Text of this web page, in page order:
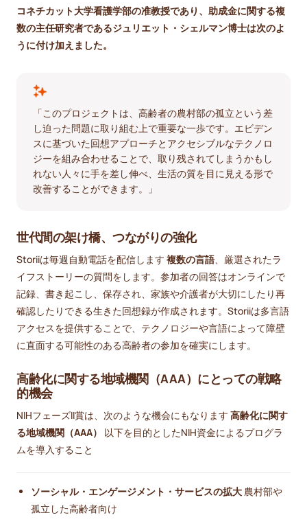
コネチカット大学看護学部の准教授であり、助成金に関する複
数の主任研究者であるジュリエット・シェルマン博士は次のよ
うに付け加えました。
「このプロジェクトは、高齢者の農村部の孤立という差
し迫った問題に取り組む上で重要な一歩です。エビデン
スに基づいた回想アプローチとアクセシブルなテクノロ
ジーを組み合わせることで、取り残されてしまうかもし
れない人々に手を差し伸べ、生活の質を目に見える形で
改善することができます。」
世代間の架け橋、つながりの強化
Storiiは毎週自動電話を配信します 複数の言語 、厳選されたラ
イフストーリーの質問をします。参加者の回答はオンラインで
記録、書き起こし、保存され、家族や介護者が大切にしたり再
確認したりできる生きた回想録が作成されます。Storiiは多言語
アクセスを提供することで、テクノロジーや言語によって障壁
に直面する可能性のある高齢者の参加を確実にします。
高齢化に関する地域機関（AAA）にとっての戦略
的機会
NIHフェーズII賞は、次のような機会にもなります 高齢化に関す
る地域機関（AAA）
以下を目的としたNIH資金によるプログラ
ムを導入すること
ソーシャル・エンゲージメント・サービスの拡大 農村部や
孤立した高齢者向け